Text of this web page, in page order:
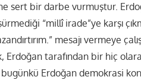
sert bir darbe vurmuştur.
“millî irade”ye karşı
mesajı vermeye
Erdoğan tarafından bir hiç
bugünkü Erdoğan demokrasi